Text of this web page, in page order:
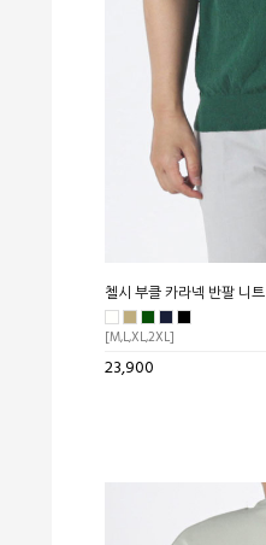
첼시 부클 카라넥 반팔 니트
[M,L,XL,2XL]
23,900